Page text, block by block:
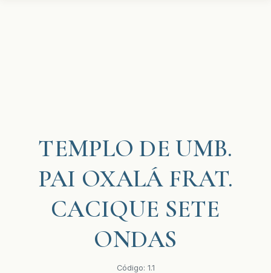
TEMPLO DE UMB.
PAI OXALÁ FRAT.
CACIQUE SETE
ONDAS
Código: 1.1